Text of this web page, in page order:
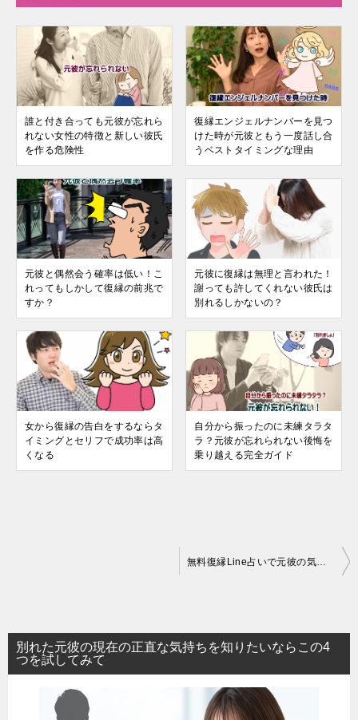
誰と付き合っても元彼が忘れら
れない女性の特徴と新しい彼氏
を作る危険性
復縁エンジェルナンバーを見つ
けた時が元彼ともう一度話し合
うベストタイミングな理由
元彼と偶然会う確率は低い！こ
れってもしかして復縁の前兆で
すか？
元彼に復縁は無理と言われた！
謝っても許してくれない彼氏は
別れるしかないの？
女から復縁の告白をするならタ
イミングとセリフで成功率は高
くなる
自分から振ったのに未練タラタ
ラ？元彼が忘れられない後悔を
乗り越える完全ガイド
ビ
ゲ
無料復縁Line占いで元彼の気持ち・可能性・時期がわかって吹っ切れた
別れた元彼の現在の正直な気持ちを知りたいならこの4
つを試してみて